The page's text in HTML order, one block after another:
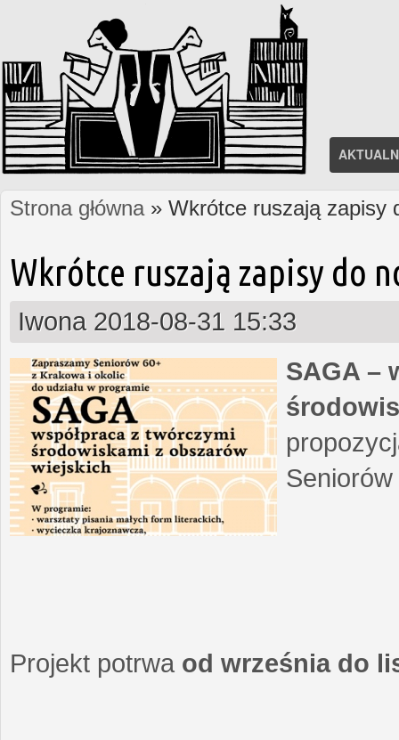
Jesteś tutaj
Strona główna» Wkrótce ruszają zapisy
Wkrótce ruszają zapisy do
Iwona 2018-08-31 15:33
SAGA –
Projekt potrwa od września do